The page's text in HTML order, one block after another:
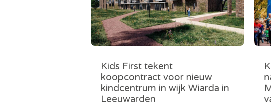
Kids First tekent
koopcontract voor nieuw
kindcentrum in wijk Wiarda in
Leeuwarden